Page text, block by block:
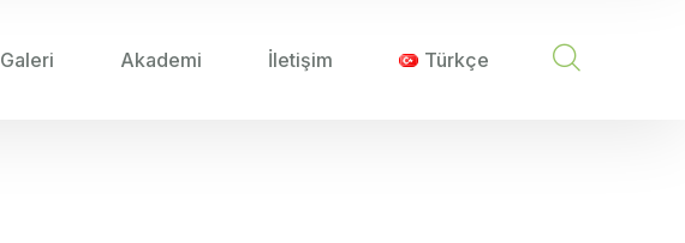
Galeri Akademi İletişim Türkçe